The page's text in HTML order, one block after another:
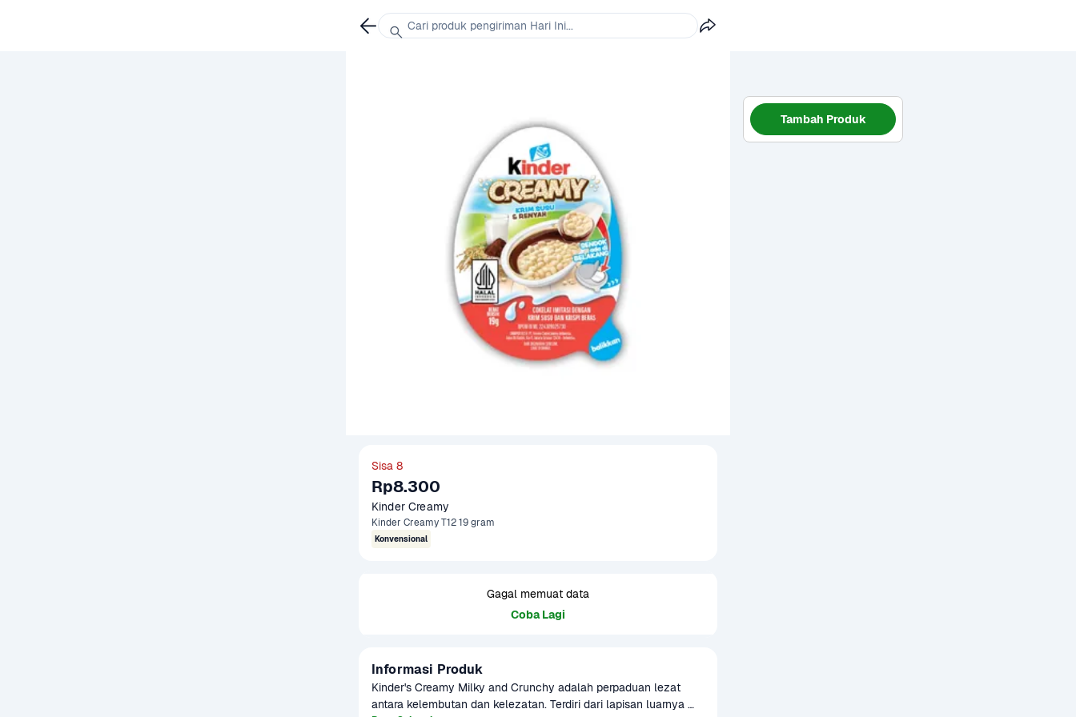
Sisa 8
Rp8.300
Kinder Creamy
Kinder Creamy T12 19 gram
Konvensional
Gagal memuat data
Coba Lagi
Informasi Produk
Kinder's Creamy Milky and Crunchy adalah perpaduan lezat
antara kelembutan dan kelezatan. Terdiri dari lapisan luarnya
Tambah Produk
Cari produk pengiriman Hari Ini...